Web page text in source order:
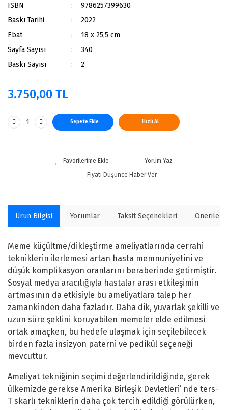
ISBN
9786257399630
Baskı Tarihi
2022
Ebat
18 x 25,5 cm
Sayfa Sayısı
340
Baskı Sayısı
2
3.750,00 TL
Sepete Ekle Hızlı Al
Yorum Yaz
Fiyatı Düşünce Haber Ver
Ürün Bilgisi Yorumlar Taksit Seçenekleri
Meme küçültme/dikleştirme ameliyatlarında cerrahi
tekniklerin ilerlemesi artan hasta memnuniyetini ve
düşük komplikasyon oranlarını beraberinde getirmiştir.
Sosyal medya aracılığıyla hastalar arası etkileşimin
artmasının da etkisiyle bu ameliyatlara talep her
zamankinden daha fazladır. Daha dik, yuvarlak şekilli ve
uzun süre şeklini koruyabilen memeler elde edilmesi
ortak amaçken, bu hedefe ulaşmak için seçilebilecek
birden fazla insizyon paterni ve pedikül seçeneği
mevcuttur.
Ameliyat tekniğinin seçimi değerlendirildiğinde, gerek
ülkemizde gerekse Amerika Birleşik Devletleri’ nde ters-
T skarlı tekniklerin daha çok tercih edildiği görülürken,